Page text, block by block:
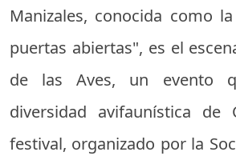
Manizales, conocida como
puertas abiertas", es el
de las Aves, un evento
diversidad avifaunística de
festival, organizado por la